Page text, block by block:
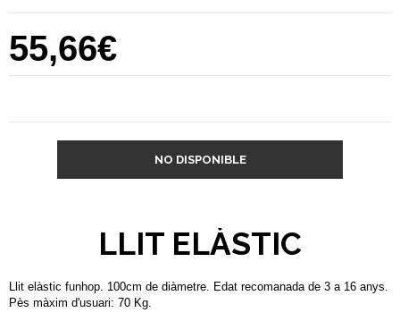
55,66€
NO DISPONIBLE
LLIT ELÀSTIC
Llit elàstic funhop. 100cm de diàmetre. Edat recomanada de 3 a 16 anys.
Pès màxim d'usuari: 70 Kg.